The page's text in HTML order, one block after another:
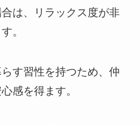
は、リラックス度が非
。
す習性を持つため、仲
感を得ます。